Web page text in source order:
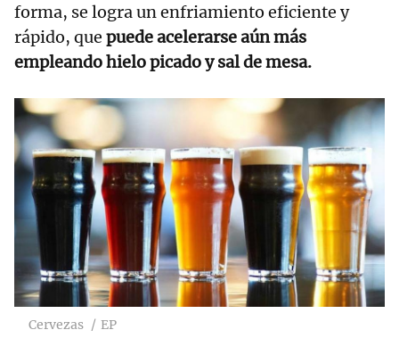
forma, se logra un enfriamiento eficiente y
rápido, que puede acelerarse aún más
empleando hielo picado y sal de mesa.
Cervezas EP